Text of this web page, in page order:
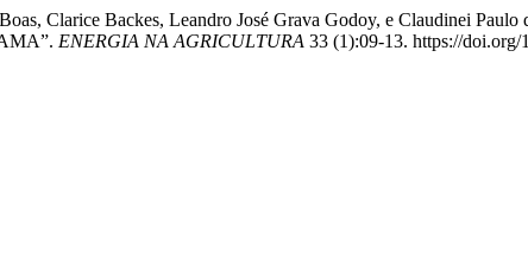
Boas, Clarice Backes, Leandro José Grava Godoy, e Claudinei
ENERGIA NA AGRICULTURA 33 (1):09-13. https://